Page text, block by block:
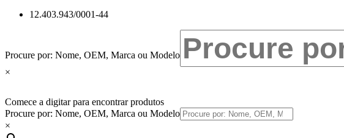
12.403.943/0001-44
Procure por: Nome, OEM, Marca ou Modelo
×
Comece a digitar para encontrar produtos
Procure por: Nome, OEM, Marca ou Modelo
×